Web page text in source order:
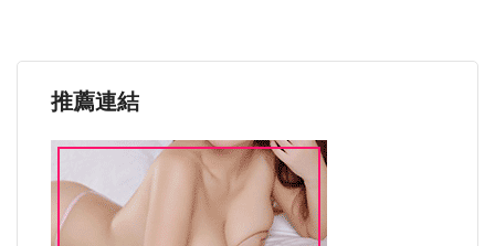
推薦連結